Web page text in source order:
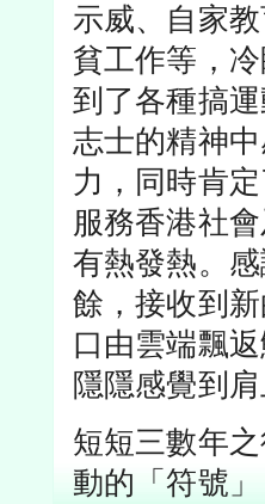
示威、自家
貧工作等，
到了各種搞
志士的精神
力，同時肯
服務香港社
有熱發熱。
餘，接收到
口由雲端飄
隱隱感覺到
短短三數年
動的「符號